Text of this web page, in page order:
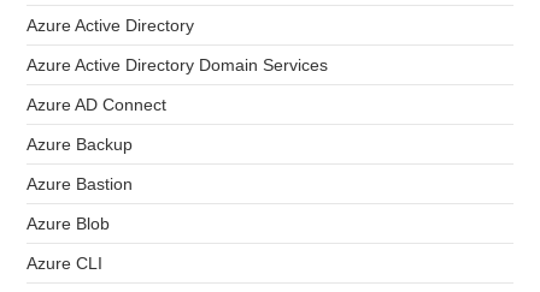
Azure Active Directory
Azure Active Directory Domain Services
Azure AD Connect
Azure Backup
Azure Bastion
Azure Blob
Azure CLI